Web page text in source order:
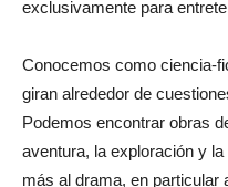
exclusivamente para
Conocemos como ciencia-
giran alrededor de
Podemos encontrar obras
aventura, la exploración y
más al drama, en particular